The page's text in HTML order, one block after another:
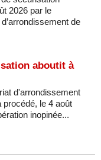
2026 par le
de
aboutit à
d'arrondissement
procédé, le 4 août
inopinée...